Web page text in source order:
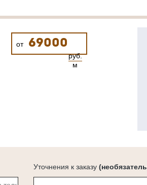
от 69000
руб.
м
Уточнения к заказу